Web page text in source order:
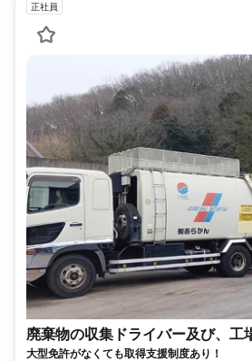
正社員
廃棄物の収集ドライバー及び、工
大型免許がなくても取得支援制度あり！